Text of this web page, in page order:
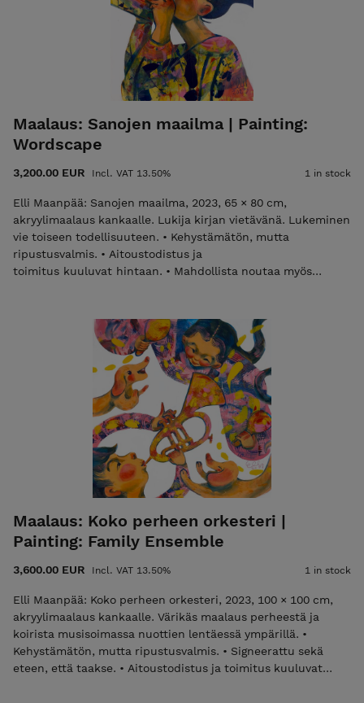
Maalaus: Sanojen maailma | Painting:
Wordscape
3,200.00 EUR Incl. VAT 13.50% 1 in stock
Elli Maanpää: Sanojen maailma, 2023, 65 × 80 cm,
akryylimaalaus kankaalle. Lukija kirjan vietävänä. Lukeminen
vie toiseen todellisuuteen. • Kehystämätön, mutta
ripustusvalmis. • Aitoustodistus ja
toimitus kuuluvat hintaan. • Mahdollista noutaa myös
Vibrant painting transporting reader to distant realms of the
mind. Evoking the enchanting world of literature. •
Unframed but ready to hang. • Certificate of Authenticity
and shipping are included in the price. • Local pickup is also
available from the studio in Meilahti, Helsinki.
Maalaus: Koko perheen orkesteri |
Painting: Family Ensemble
3,600.00 EUR Incl. VAT 13.50% 1 in stock
Elli Maanpää: Koko perheen orkesteri, 2023, 100 × 100 cm,
akryylimaalaus kankaalle. Värikäs maalaus perheestä ja
koirista musisoimassa nuottien lentäessä ympärillä. •
Kehystämätön, mutta ripustusvalmis. • Signeerattu sekä
eteen, että taakse. • Aitoustodistus ja toimitus kuuluvat